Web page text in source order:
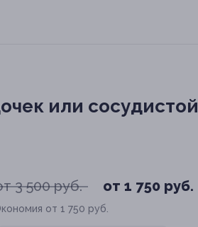
или сосудистой
3 500 руб. от 1 750 руб.
от 1 750 руб.